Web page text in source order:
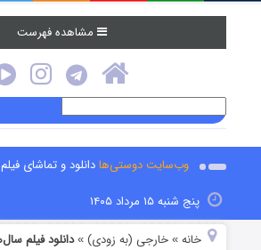
مشاهده فهرست
وب‌سایت دوستی‌هادانلود و تماشای فیلم
پنج شنبه ۱۵ مرداد ۱۴۰۵
خانه »خارجی (به زودی) »